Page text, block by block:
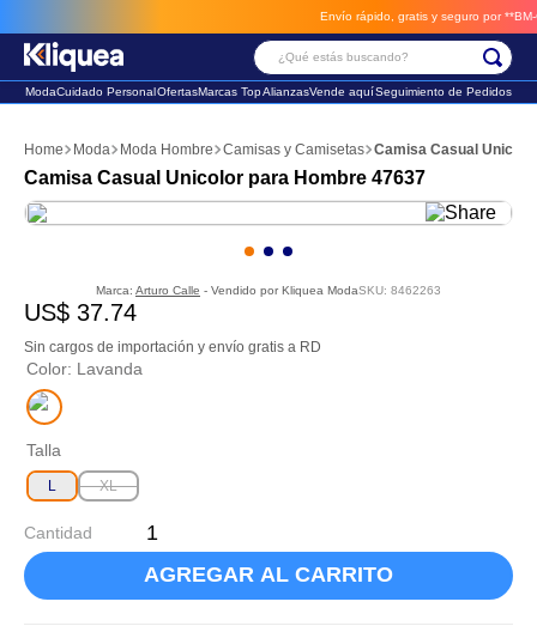
Envío rápido, gratis y seguro por **BM-
¿Qué estás buscando?
ModaCuidado PersonalOfertasMarcas TopAlianzasVende aquíSeguimiento de Pedidos
Moda Moda Hombre Camisas y Camisetas Camisa Casual
Camisa Casual Unicolor para Hombre 47637
Marca: Arturo Calle - Vendido por Kliquea ModaSKU: 8462263
US$ 37.74
Sin cargos de importación y envío gratis a RD
Color: Lavanda
Talla
L XL
Cantidad
AGREGAR AL CARRITO
2. sandalia